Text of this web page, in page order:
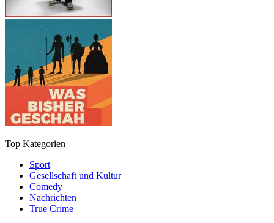
Top Kategorien
Sport
Gesellschaft und Kultur
Comedy
Nachrichten
True Crime